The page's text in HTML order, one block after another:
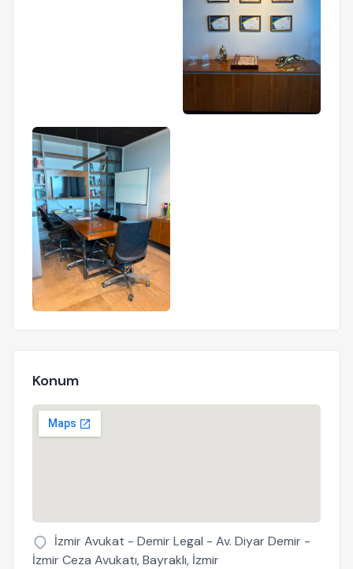
Konum
İzmir Avukat - Demir Legal - Av. Diyar Demir -
İzmir Ceza Avukatı, Bayraklı, İzmir